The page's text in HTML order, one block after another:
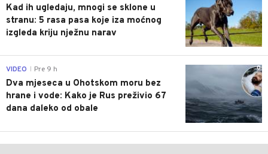
Kad ih ugledaju, mnogi se sklone u
stranu: 5 rasa pasa koje iza moćnog
izgleda kriju nježnu narav
0
VIDEO Pre 9 h
Dva mjeseca u Ohotskom moru bez
hrane i vode: Kako je Rus preživio 67
dana daleko od obale